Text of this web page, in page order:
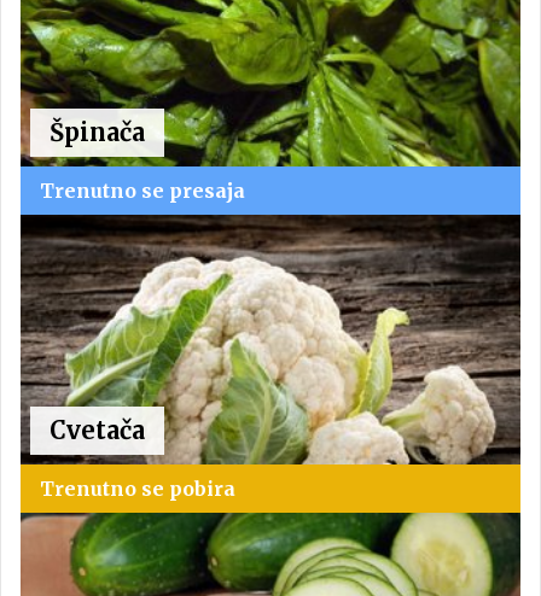
Špinača
Trenutno se presaja
Cvetača
Trenutno se pobira